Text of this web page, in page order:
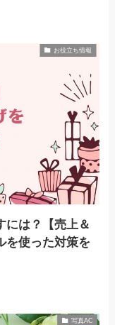
お役立ち情報
には？【売上＆
を使った対策を
写真AC